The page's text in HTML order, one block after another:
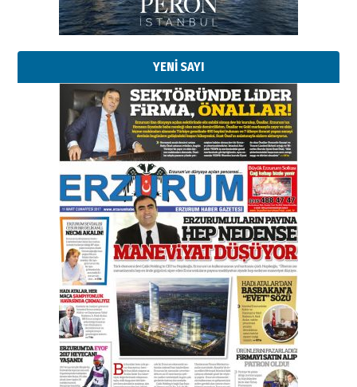
YENİ SAYI
Esat BİNDESEN
Başkan Sekmen’den Erzurum’a
bir vizyon proje daha!
02 Ağustos 2026 Pazar
Kadir SABUNCUOĞLU
Erzurumspor’un köşe taşları
29 Haziran 2026 Pazartesi
Kenan GÜLERCİ